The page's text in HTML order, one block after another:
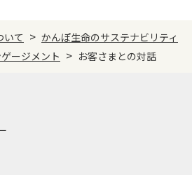
いて > かんぽ生命のサステナビリティ
ージメント > お客さまとの対話